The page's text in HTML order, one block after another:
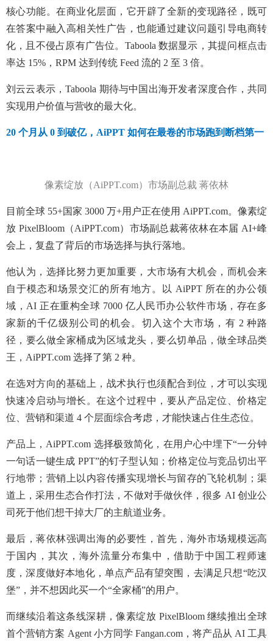
核心功能。在商业化层面，它开辟了全新的变现路径，既可
在答案中融入高相关性广告，也能通过建议问题引导电商转
化，且不侵占原有广告位。Taboola 数据显示，其提问框点击
率达 15%，RPM 达到传统 Feed 流的 2 至 3 倍。
刘云云表示，Taboola 期待与中国出海开发者深度合作，共同
实现用户价值与营收的最大化。
20 个月从 0 到破亿， AiPPT 如何在最卷的市场跑到断档第一
像素绽放（AiPPT.com）市场副总裁 蒋依林
目前全球 55+国家 3000 万+用户正在使用 AiPPT.com。像素绽
放 PixelBloom（AiPPT.com）市场副总裁蒋依林在本届 AI+峰
会上，复盘了背后的市场选择与执行落地。
他认为，选择比努力更加重要，大市场有大机会，而机会来
自于模态和场景交汇的所有地方。以 AiPPT 所在的办公领
域，AI 正在重构全球 7000 亿人民币办公软件市场，存在多
家新的千亿级别公司的机会。切入这个大市场，有 2 种路
径，要么做全家桶成为区域龙头，要么切单品，做全球品类
王，AiPPT.com 选择了第 2 种。
在选对方向的基础上，战术执行也须配合到位，才可以实现
快速冷启动与增长。在这个过程中，要从产品定位、价格定
位、营销和渠道 4 个层面综合考虑，才能快速占住生态位。
产品上，AiPPT.com 选择极致简化，在用户心中埋下“一分钟
一句话一键生成 PPT”的钉子型认知；价格定位与竞品切出平
行地带；营销上以内容传播实现增长与留存的飞轮机制；渠
道上，采用生态合作打法，不做对手做伙伴，很多 AI 创业公
司死于他们想干掉大厂的主航道业务。
最后，蒋依林强调出海的必要性，首先，海外市场规模远高
于国内，其次，海外流量分布集中，借助于中国工程师速
度，深度做好本地化，单点产品有望突围，去满足只想“吃汉
堡”，并不想因此买一个“全家桶”的用户。
而继续沿着这条线深耕，像素绽放 PixelBloom 继续推出全球
首个营销方案 Agent 小方同学 Fangan.com，将产品从 AI 工具